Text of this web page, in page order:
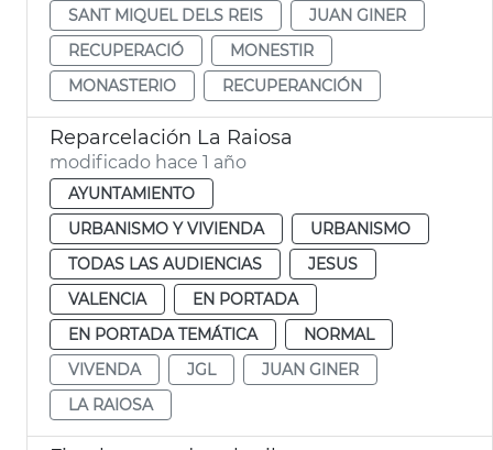
SANT MIQUEL DELS REIS
JUAN GINER
RECUPERACIÓ
MONESTIR
MONASTERIO
RECUPERANCIÓN
Reparcelación La Raiosa
modificado hace 1 año
AYUNTAMIENTO
URBANISMO Y VIVIENDA
URBANISMO
TODAS LAS AUDIENCIAS
JESUS
VALENCIA
EN PORTADA
EN PORTADA TEMÁTICA
NORMAL
VIVENDA
JGL
JUAN GINER
LA RAIOSA